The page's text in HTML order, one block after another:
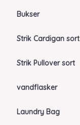
Bukser
Strik Cardigan sort
Strik Pullover sort
vandflasker
Laundry Bag